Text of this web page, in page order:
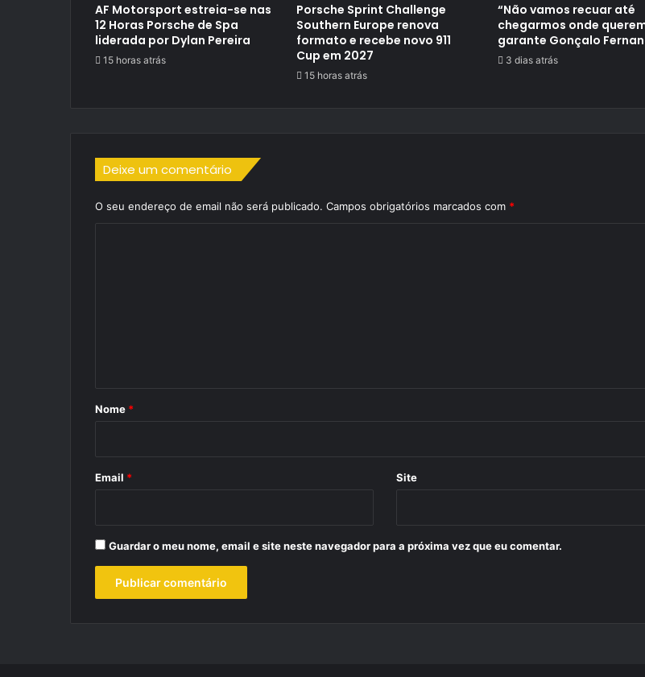
AF Motorsport estreia-se nas
12 Horas Porsche de Spa
liderada por Dylan Pereira
15 horas atrás
Porsche Sprint Challenge
Southern Europe renova
formato e recebe novo 911
Cup em 2027
15 horas atrás
“Não vamos recuar até
chegarmos onde
garante Gonçalo
3 dias atrás
Deixe um comentário
O seu endereço de email não será publicado. Campos obrigatórios marcados com *
r
*
Nome *
Email * Site
Guardar o meu nome, email e site neste navegador para a próxima vez que eu comentar.